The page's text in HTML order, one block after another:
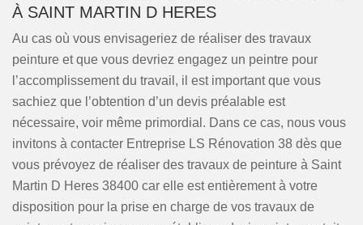
À SAINT MARTIN D HERES
Au cas où vous envisageriez de réaliser des travaux
peinture et que vous devriez engagez un peintre pour
l’accomplissement du travail, il est important que vous
sachiez que l’obtention d’un devis préalable est
nécessaire, voir même primordial. Dans ce cas, nous vous
invitons à contacter Entreprise LS Rénovation 38 dès que
vous prévoyez de réaliser des travaux de peinture à Saint
Martin D Heres 38400 car elle est entièrement à votre
disposition pour la prise en charge de vos travaux de